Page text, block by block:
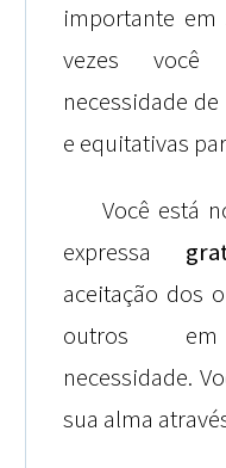
importante
vezes
necessidade de
e equitativas
Você está
expressa
aceitação dos
outros
necessidade.
sua alma